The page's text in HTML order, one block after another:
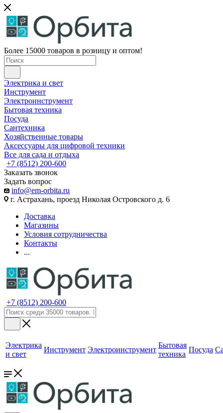
Более 15000 товаров в розницу и оптом!
Электрика и свет
Инструмент
Электроинструмент
Бытовая техника
Посуда
Сантехника
Хозяйственные товары
Аксессуары для цифровой техники
Все для сада и отдыха
+7 (8512) 200-600
Заказать звонок
Задать вопрос
info@em-orbita.ru
г. Астрахань, проезд Николая Островского д. 6
Доставка
Магазины
Условия сотрудничества
Контакты
...
+7 (8512) 200-600
Электрика
и свет
Инструмент Электроинструмент
Бытовая
техника
Посуда